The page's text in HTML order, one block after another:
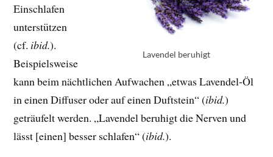
Lavendel beruhigt
Einschlafen
unterstützen
(cf. ibid.).
Beispielsweise
kann beim nächtlichen Aufwachen „etwas Lavendel-Öl
in einen Diffuser oder auf einen Duftstein“ (ibid.)
geträufelt werden. „Lavendel beruhigt die Nerven und
lässt [einen] besser schlafen“ (ibid.).